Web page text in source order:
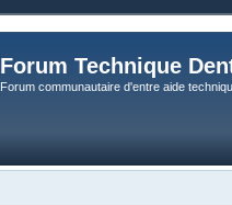
Forum Technique
Forum communautaire d'entre aide